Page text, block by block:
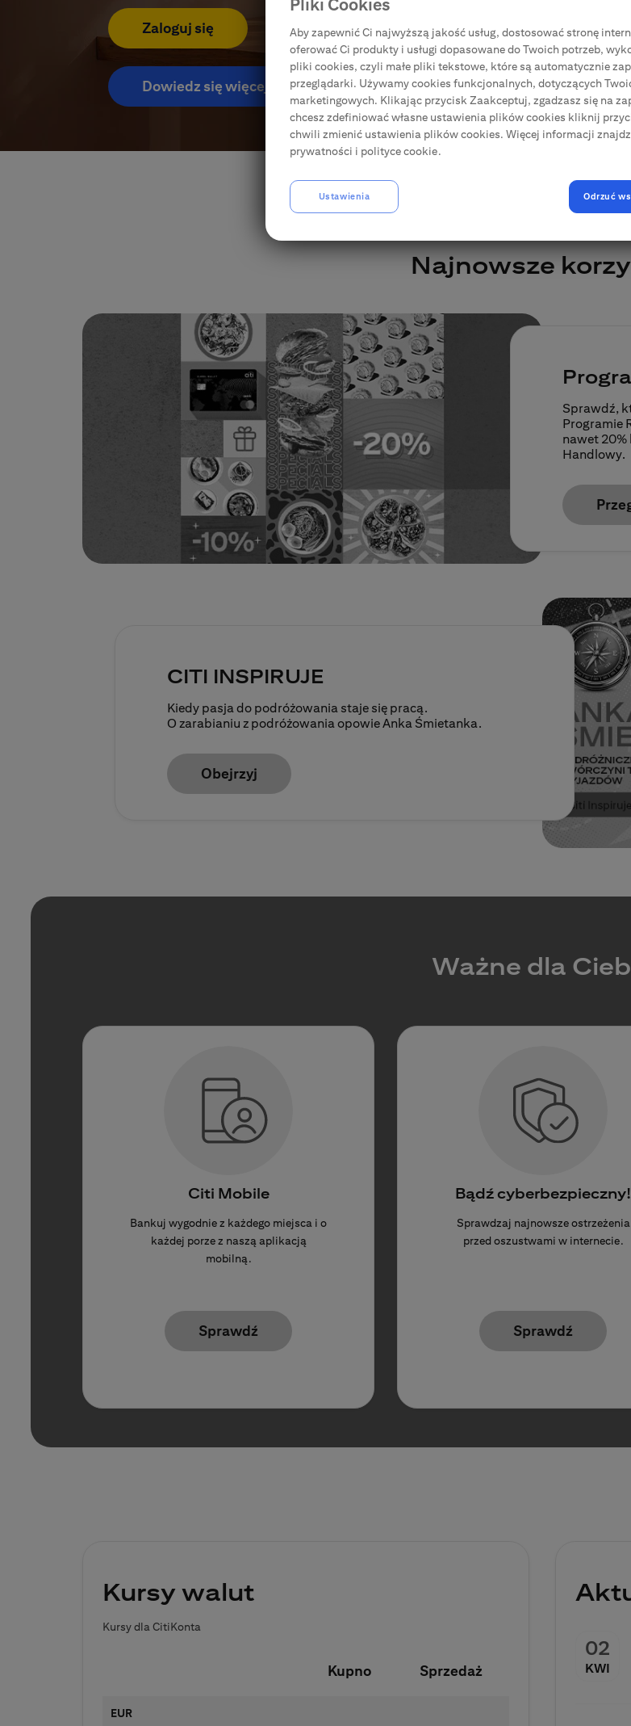
Usługi i produkty do Karty
Zaloguj się
Dowiedz się więcej
Najnowsze
Sprawdź,
Programie
nawet 20%
Handlowy.
CITI INSPIRUJE
Kiedy pasja do podróżowania staje się pracą.
O zarabianiu z podróżowania opowie Anka Śmietanka.
Obejrzyj
Ważne dla
Citi Mobile
Bankuj wygodnie z każdego miejsca i o
każdej porze z naszą aplikacją
mobilną.
Sprawdź
Bądź cyberbezpieczny!
Sprawdzaj najnowsze ostrzeżenia
przed oszustwami w internecie.
Sprawdź
Kursy walut
Kursy dla CitiKonta
Kupno Sprzedaż
EUR
02
KWI
Pliki Cookies
Aby zapewnić Ci najwyższą jakość usług, dostosować stronę
oferować Ci produkty i usługi dopasowane do Twoich potrzeb,
pliki cookies, czyli małe pliki tekstowe, które są automatycznie
przeglądarki. Używamy cookies funkcjonalnych, dotyczących
marketingowych. Klikając przycisk Zaakceptuj, zgadzasz się na
chcesz zdefiniować własne ustawienia plików cookies kliknij
chwili zmienić ustawienia plików cookies. Więcej informacji
prywatności i polityce cookie.
Odrzuć
Ustawienia